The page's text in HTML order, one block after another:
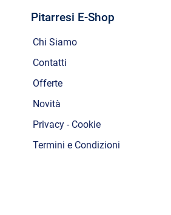
Pitarresi E-Shop
Chi Siamo
Contatti
Offerte
Novità
Privacy - Cookie
Termini e Condizioni